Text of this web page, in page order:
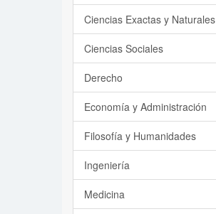
Ciencias Exactas y Naturales
Ciencias Sociales
Derecho
Economía y Administración
Filosofía y Humanidades
Ingeniería
Medicina